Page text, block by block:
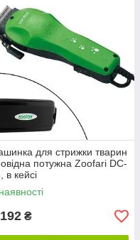
для стрижки тварин
потужна Zoofari DC-
в кейсі
₴